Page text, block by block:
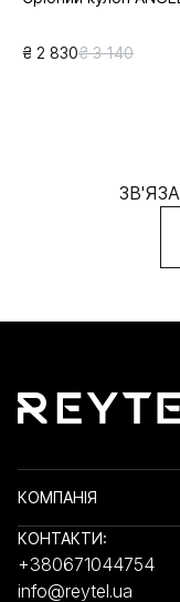
₴ 2 830₴ 3 140
КОМПАНІЯ
КОНТАКТИ:
+380671044754
info@reytel.ua